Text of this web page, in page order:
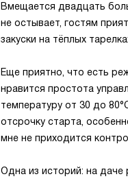
Вмещается двадцать
не остывает, гостям
закуски на тёплых
Еще приятно, что есть
нравится простота
температуру от 30 до
отсрочку старта,
мне не приходится
Одна из историй: на даче